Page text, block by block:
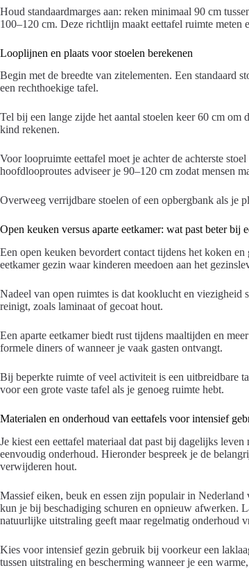
Houd standaardmarges aan: reken minimaal 90 cm
100–120 cm. Deze richtlijn maakt eettafel ruimte meten
Looplijnen en plaats voor stoelen berekenen
Begin met de breedte van zitelementen. Een standaard
een rechthoekige tafel.
Tel bij een lange zijde het aantal stoelen keer 60 cm
kind rekenen.
Voor loopruimte eettafel moet je achter de achterste
hoofdlooproutes adviseer je 90–120 cm zodat mensen
Overweeg verrijdbare stoelen of een opbergbank als je
Open keuken versus aparte eetkamer: wat past beter bij
Een open keuken bevordert contact tijdens het koken
eetkamer gezin waar kinderen meedoen aan het
Nadeel van open ruimtes is dat kooklucht en
reinigt, zoals laminaat of gecoat hout.
Een aparte eetkamer biedt rust tijdens maaltijden en
formele diners of wanneer je vaak gasten ontvangt.
Bij beperkte ruimte of veel activiteit is een uitbreidbare
voor een grote vaste tafel als je genoeg ruimte hebt.
Materialen en onderhoud van eettafels voor intensief
Je kiest een eettafel materiaal dat past bij dagelijks
eenvoudig onderhoud. Hieronder bespreek je de
verwijderen hout.
Massief eiken, beuk en essen zijn populair in
kun je bij beschadiging schuren en opnieuw afwerken.
natuurlijke uitstraling geeft maar regelmatig onderhoud
Kies voor intensief gezin gebruik bij voorkeur een
tussen uitstraling en bescherming wanneer je een